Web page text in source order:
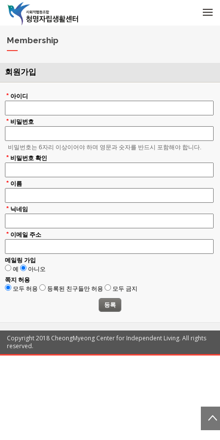
Membership
회원가입
아이디
*
비밀번호
*
비밀번호는 6자리 이상이어야 하며 영문과 숫자를 반드시 포함해야 합니다.
비밀번호 확인
*
* 이름
* 닉네임
* 이메일 주소
메일링 가입
예
아니오
쪽지 허용
모두 허용
등록된 친구들만 허용 모두 금지
Copyright 2018 CheongMyeong Center for Independent Living. All rights
reserved.